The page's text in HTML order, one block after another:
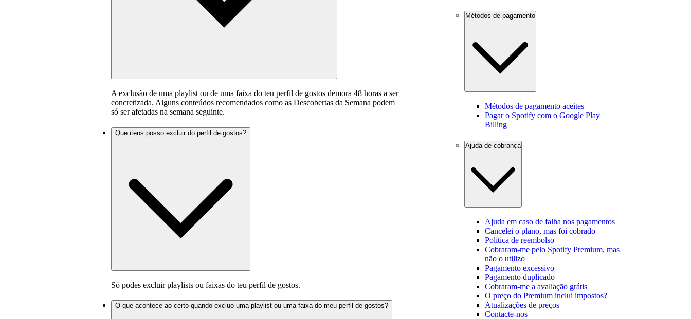
A exclusão de uma playlist ou de uma faixa do teu perfil de gostos demora 48 horas a ser
concretizada. Alguns conteúdos recomendados como as Descobertas da Semana podem
só ser afetadas na semana seguinte.
Que itens posso excluir do perfil de gostos?
Só podes excluir playlists ou faixas do teu perfil de gostos.
O que acontece ao certo quando excluo uma playlist ou uma faixa do meu perfil de gostos?
Métodos de pagamento
Métodos de pagamento aceites
Pagar o Spotify com o Google Play
Billing
Ajuda de cobrança
Ajuda em caso de falha nos pagamentos
Cancelei o plano, mas foi cobrado
Política de reembolso
Cobraram-me pelo Spotify Premium, mas
não o utilizo
Pagamento excessivo
Pagamento duplicado
Cobraram-me a avaliação grátis
O preço do Premium inclui impostos?
Atualizações de preços
Contacte-nos